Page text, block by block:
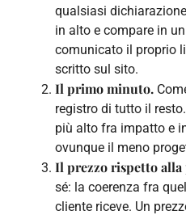
qualsiasi
in alto e compare in
comunicato il proprio
scritto sul sito.
Il primo minuto.
registro di tutto il
più alto fra impatto e
ovunque il meno
Il prezzo rispetto alla
sé: la coerenza fra
cliente riceve. Un